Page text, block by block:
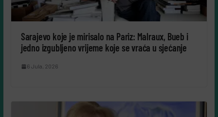
Sarajevo koje je mirisalo na Pariz: Malraux, Bueb i
jedno izgubljeno vrijeme koje se vraća u sjećanje
6 Jula, 2026